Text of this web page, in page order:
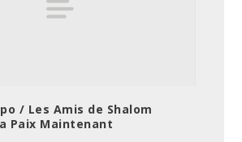
/ Les Amis de Shalom
Paix Maintenant